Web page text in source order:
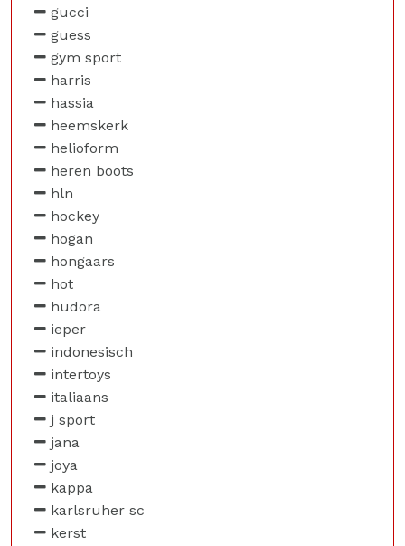
gucci
guess
gym sport
harris
hassia
heemskerk
helioform
heren boots
hln
hockey
hogan
hongaars
hot
hudora
ieper
indonesisch
intertoys
italiaans
j sport
jana
joya
kappa
karlsruher sc
kerst